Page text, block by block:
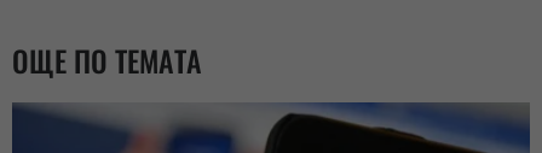
ОЩЕ ПО ТЕМАТА